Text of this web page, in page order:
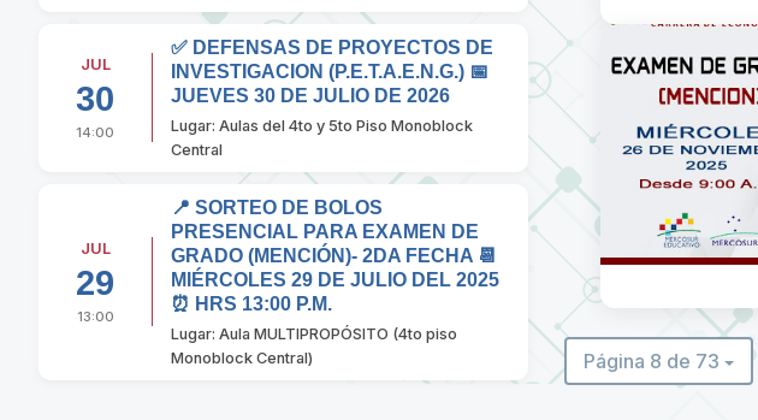
JUL
30
14:00
✅ DEFENSAS DE PROYECTOS DE
INVESTIGACION (P.E.T.A.E.N.G.) 📅
JUEVES 30 DE JULIO DE 2026
Lugar: Aulas del 4to y 5to Piso Monoblock
Central
JUL
29
13:00
📍 SORTEO DE BOLOS
PRESENCIAL PARA EXAMEN DE
GRADO (MENCIÓN)- 2DA FECHA 📆
MIÉRCOLES 29 DE JULIO DEL 2025
⏰ HRS 13:00 P.M.
Lugar: Aula MULTIPROPÓSITO (4to piso
Monoblock Central)
Página 8 de 73